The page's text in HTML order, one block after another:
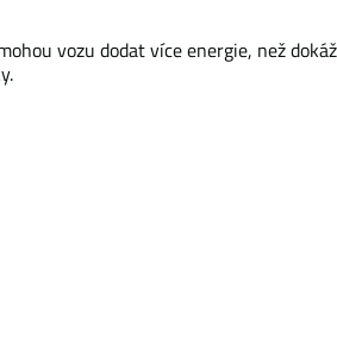
vozu dodat více energie, než